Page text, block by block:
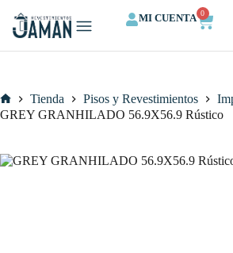
MI CUENTA 0
Tienda Pisos y Revestimientos
GREY GRANHILADO 56.9X56.9 Rústico